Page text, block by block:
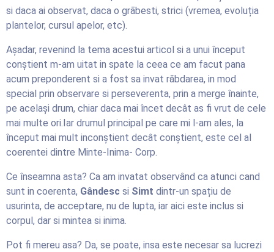
si daca ai observat, daca o grābesti, strici (vremea, evoluția
plantelor, cursul apelor, etc).
Așadar, revenind la tema acestui articol si a unui început
conștient m-am uitat in spate la ceea ce am facut pana
acum preponderent si a fost sa invat răbdarea, in mod
special prin observare si perseverenta, prin a merge înainte,
pe același drum, chiar daca mai încet decât as fi vrut de cele
mai multe ori.Iar drumul principal pe care mi l-am ales, la
început mai mult inconștient decât conștient, este cel al
coerentei dintre Minte-Inima- Corp.
Ce înseamna asta? Ca am invatat observând ca atunci cand
sunt in coerenta, Gândesc si Simt dintr-un spațiu de
usurinta, de acceptare, nu de lupta, iar aici este inclus si
corpul, dar si mintea si inima.
Pot fi mereu asa? Da, se poate, insa este necesar sa lucrezi